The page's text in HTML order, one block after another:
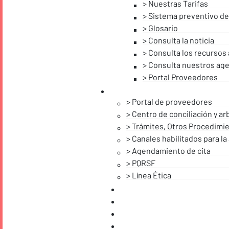
Nuestras Tarifas
Sistema preventivo
Glosario
Consulta la noticia
Consulta los
Consulta nuestros
Portal Proveedores
Portal de proveedores
Centro de conciliación y
Trámites, Otros
Canales habilitados para
Agendamiento de cita
PQRSF
Línea Ética